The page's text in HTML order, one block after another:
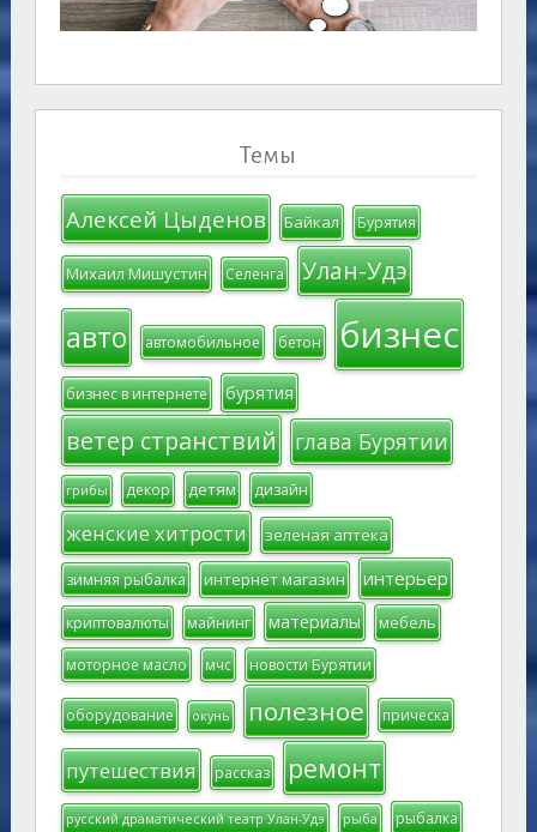
Темы
Алексей Цыденов Байкал Бурятия
Михаил Мишустин Селенга Улан-Удэ
авто автомобильное бетон бизнес
бизнес в интернете бурятия
ветер странствий глава Бурятии
грибы декор детям дизайн
женские хитрости зеленая аптека
зимняя рыбалка интернет магазин интерьер
криптовалюты майнинг материалы мебель
моторное масло мчс новости Бурятии
оборудование окунь полезное прическа
путешествия рассказ ремонт
русский драматический театр Улан-Удэ рыба рыбалка